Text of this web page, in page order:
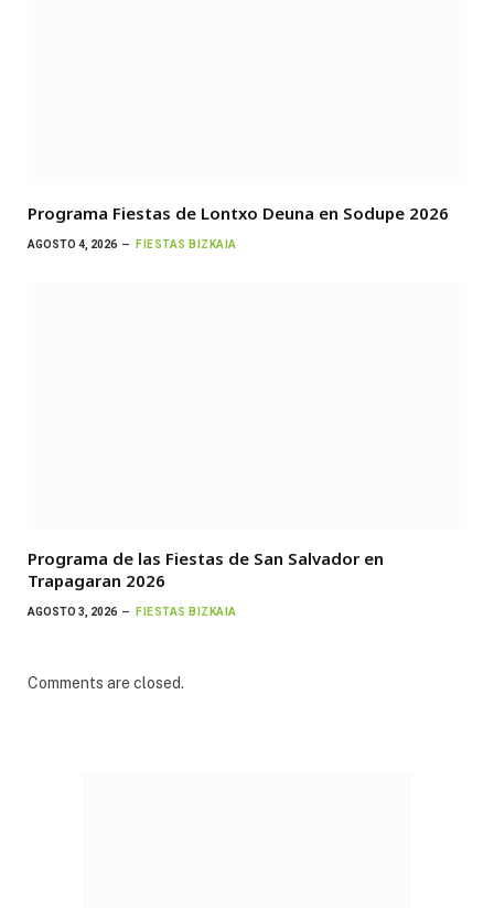
Programa Fiestas de Lontxo Deuna en Sodupe 2026
AGOSTO 4, 2026 FIESTAS BIZKAIA
Programa de las Fiestas de San Salvador en
Trapagaran 2026
AGOSTO 3, 2026 FIESTAS BIZKAIA
Comments are closed.